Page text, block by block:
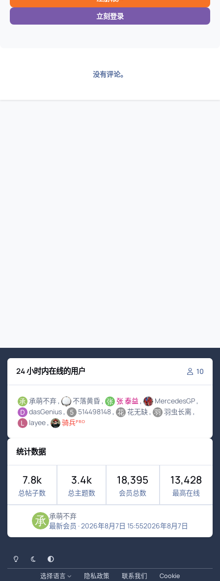
立刻登录
没有评论。
24 小时内在线的用户 10
承萌不弃 不落黄昏 张 泰益
MercedesGP
dasGenius
514498148 花无缺
羽虫长离
layee
骑兵ᴾᴿᴼ
统计数据
7.8k
总帖子数
3.4k
总主题数
18,395
会员总数
13,428
最高在线
承萌不弃
最新会员 ·2026年8月7日 15:552026年8月7日
浅色模式黑暗模式系统偏好
选择语言 隐私政策 联系我们 Cookie